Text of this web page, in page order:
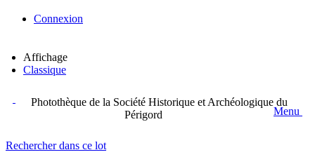
Connexion
Affichage
Classique
Photothèque de la Société Historique et Archéologique du
Périgord
Menu
Rechercher dans ce lot